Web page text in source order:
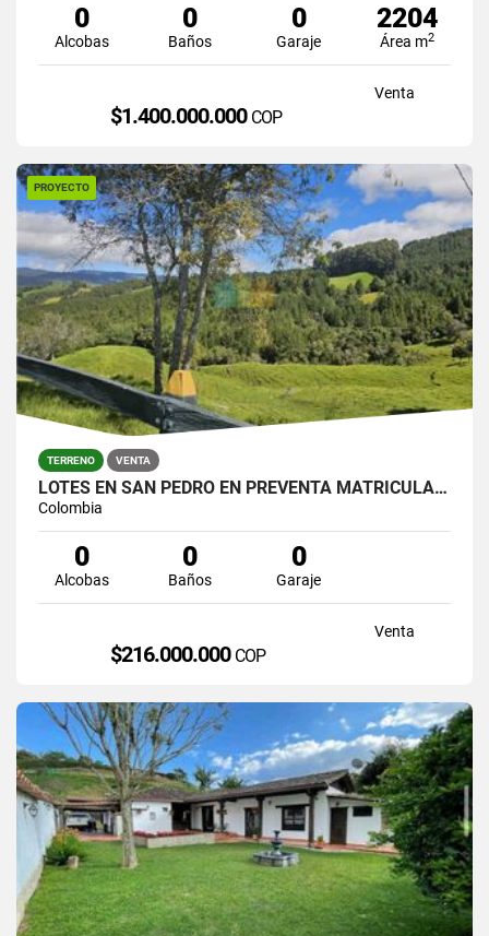
0
Alcobas
0
Baños
0
Garaje
2204
Área m2
Venta
$1.400.000.000 COP
PROYECTO
TERRENO VENTA
LOTES EN SAN PEDRO EN PREVENTA MATRICULA AL 100%
Colombia
0
Alcobas
0
Baños
0
Garaje
Venta
$216.000.000 COP